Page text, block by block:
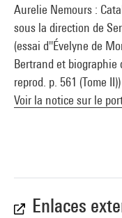
Aurelie Nemours :
sous la direction de
(essai d''Évelyne de
Bertrand et biographie
reprod. p. 561 (Tome
Voir la notice sur le
Enlaces